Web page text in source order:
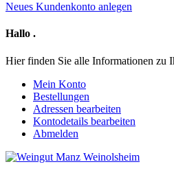
Neues Kundenkonto anlegen
Hallo .
Hier finden Sie alle Informationen zu
Mein Konto
Bestellungen
Adressen bearbeiten
Kontodetails bearbeiten
Abmelden